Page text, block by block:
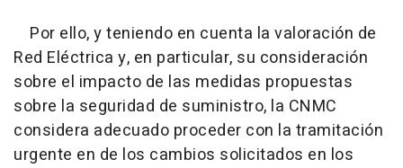
Por ello, y teniendo en cuenta la valoración de
Red Eléctrica y, en particular, su consideración
sobre el impacto de las medidas propuestas
sobre la seguridad de suministro, la CNMC
considera adecuado proceder con la tramitación
urgente en de los cambios solicitados en los